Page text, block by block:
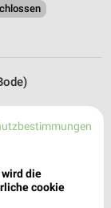
die
cookie